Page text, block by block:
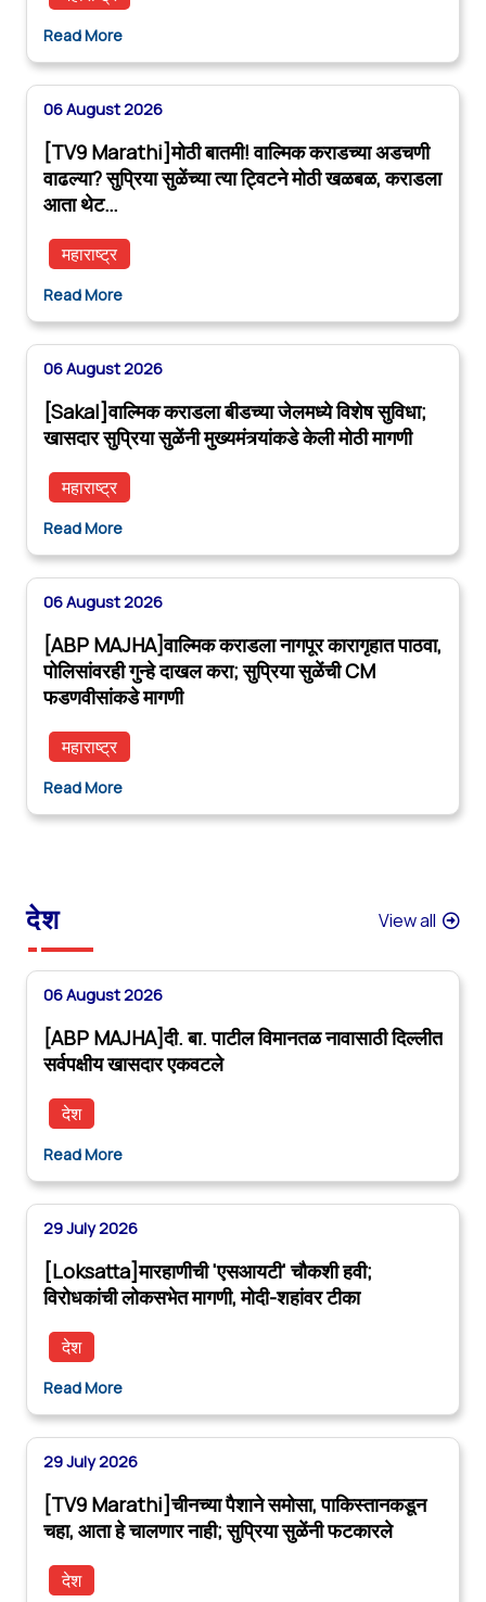
Read More
06 August 2026
[TV9 Marathi]मोठी बातमी! वाल्मिक कराडच्या अडचणी
वाढल्या? सुप्रिया सुळेंच्या त्या ट्विटने मोठी खळबळ, कराडला
आता थेट…
महाराष्ट्र
Read More
06 August 2026
[Sakal]वाल्मिक कराडला बीडच्या जेलमध्ये विशेष सुविधा;
खासदार सुप्रिया सुळेंनी मुख्यमंत्र्यांकडे केली मोठी मागणी
महाराष्ट्र
Read More
06 August 2026
[ABP MAJHA]वाल्मिक कराडला नागपूर कारागृहात पाठवा,
पोलिसांवरही गुन्हे दाखल करा; सुप्रिया सुळेंची CM
फडणवीसांकडे मागणी
महाराष्ट्र
Read More
देश View all
06 August 2026
[ABP MAJHA]दी. बा. पाटील विमानतळ नावासाठी दिल्लीत
सर्वपक्षीय खासदार एकवटले
देश
Read More
29 July 2026
[Loksatta]मारहाणीची 'एसआयटी' चौकशी हवी;
विरोधकांची लोकसभेत मागणी, मोदी-शहांवर टीका
देश
Read More
29 July 2026
[TV9 Marathi]चीनच्या पैशाने समोसा, पाकिस्तानकडून
चहा, आता हे चालणार नाही; सुप्रिया सुळेंनी फटकारले
देश